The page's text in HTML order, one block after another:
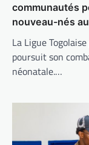
communautés
nouveau-nés
La Ligue
poursuit son
néonatale.…